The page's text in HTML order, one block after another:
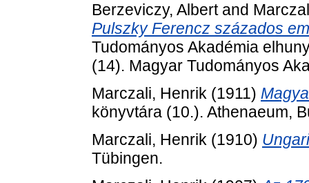
Berzeviczy, Albertand
Pulszky Ferencz százados
Tudományos Akadémia
(14). Magyar Tudományos
Marczali, Henrik (1911)
könyvtára (10.). Athenaeum,
Marczali, Henrik (1910)
Tübingen.